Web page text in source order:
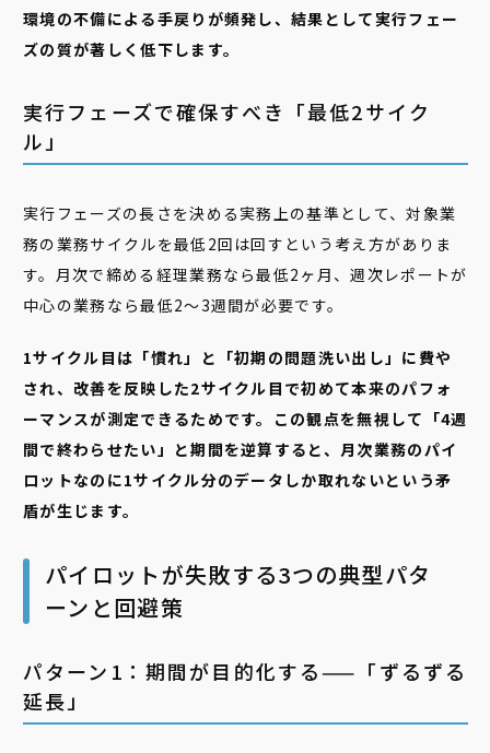
環境の不備による手戻りが頻発し、結果として実行フェー
ズの質が著しく低下します。
実行フェーズで確保すべき「最低2サイク
ル」
実行フェーズの長さを決める実務上の基準として、対象業
務の業務サイクルを最低2回は回すという考え方がありま
す。月次で締める経理業務なら最低2ヶ月、週次レポートが
中心の業務なら最低2〜3週間が必要です。
1サイクル目は「慣れ」と「初期の問題洗い出し」に費や
され、改善を反映した2サイクル目で初めて本来のパフォ
ーマンスが測定できるためです。この観点を無視して「4週
間で終わらせたい」と期間を逆算すると、月次業務のパイ
ロットなのに1サイクル分のデータしか取れないという矛
盾が生じます。
パイロットが失敗する3つの典型パタ
ーンと回避策
パターン1：期間が目的化する——「ずるずる
延長」